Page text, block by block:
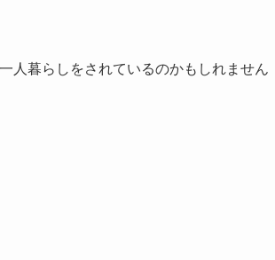
人暮らしをされているのかもしれません